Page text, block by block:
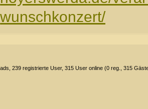
wunschkonzert/
239 registrierte User, 315 User online (0 reg., 315